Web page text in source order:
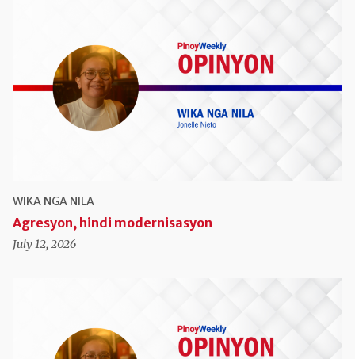
WIKA NGA NILA
Agresyon, hindi modernisasyon
July 12, 2026